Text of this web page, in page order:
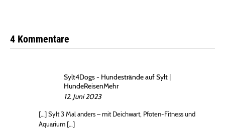
4 Kommentare
Sylt4Dogs - Hundestrände auf Sylt |
HundeReisenMehr
12. Juni 2023
[…] Sylt 3 Mal anders – mit Deichwart, Pfoten-Fitness und
Aquarium […]